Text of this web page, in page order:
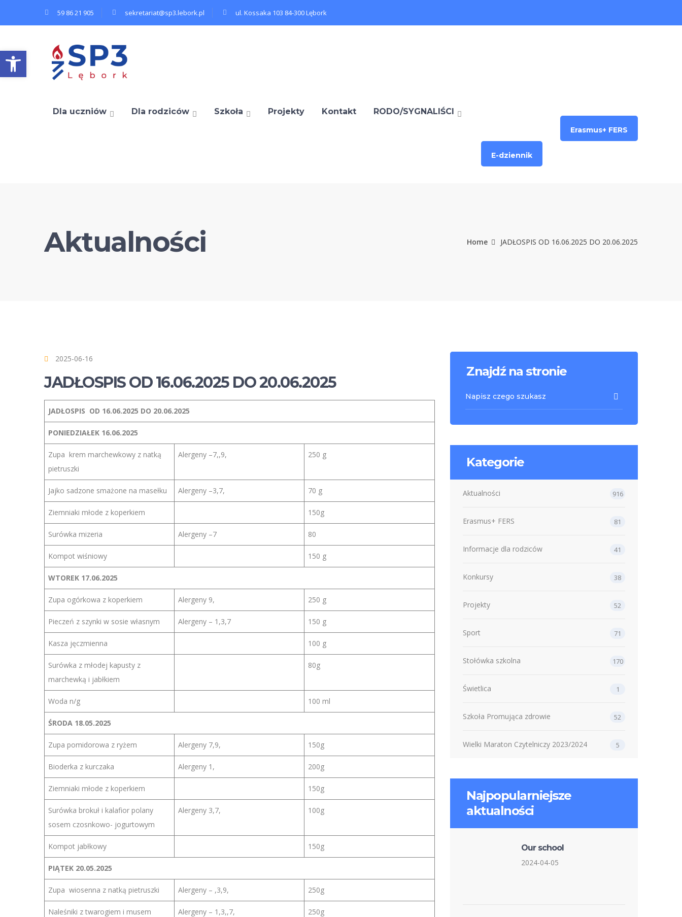
59 86 21 905 sekretariat@sp3.lebork.pl ul. Kossaka 103 84-300 Lębork
Dla uczniów Dla rodziców Szkoła Projekty
Erasmus+ FERS
Kontakt RODO/SYGNALIŚCI
E-dziennik
Aktualności Home JADŁOSPIS OD 16.06.2025 DO 20.06.2025
2025-06-16
JADŁOSPIS OD 16.06.2025 DO 20.06.2025
JADŁOSPIS OD 16.06.2025 DO 20.06.2025
PONIEDZIAŁEK 16.06.2025
Zupa krem marchewkowy z natką
pietruszki
Alergeny –7,,9, 250 g
Jajko sadzone smażone na masełku Alergeny –3,7, 70 g
Ziemniaki młode z koperkiem 150g
Surówka mizeria Alergeny –7 80
Kompot wiśniowy 150 g
WTOREK 17.06.2025
Zupa ogórkowa z koperkiem Alergeny 9, 250 g
Pieczeń z szynki w sosie własnym Alergeny – 1,3,7 150 g
Kasza jęczmienna 100 g
Surówka z młodej kapusty z
marchewką i jabłkiem
80g
Woda n/g 100 ml
ŚRODA 18.05.2025
Zupa pomidorowa z ryżem Alergeny 7,9, 150g
Bioderka z kurczaka Alergeny 1, 200g
Ziemniaki młode z koperkiem 150g
Surówka brokuł i kalafior polany
sosem czosnkowo- jogurtowym
Alergeny 3,7, 100g
Kompot jabłkowy 150g
PIĄTEK 20.05.2025
Zupa wiosenna z natką pietruszki Alergeny – ,3,9, 250g
Naleśniki z twarogiem i musem
Alergeny – 1,3,,7, 250g
Znajdź na stronie
Kategorie
Aktualności 916
Erasmus+ FERS 81
Informacje dla rodziców 41
Konkursy 38
Projekty 52
Sport 71
Stołówka szkolna 170
Świetlica 1
Szkoła Promująca zdrowie 52
Wielki Maraton Czytelniczy 2023/2024 5
Najpopularniejsze
aktualności
Our school
2024-04-05
Open toolbar